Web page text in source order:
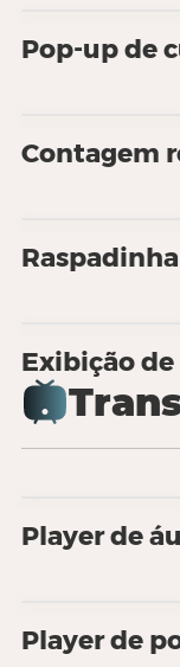
Pop-up de
Contagem
Raspadinha
Exibição
Player de
Player de